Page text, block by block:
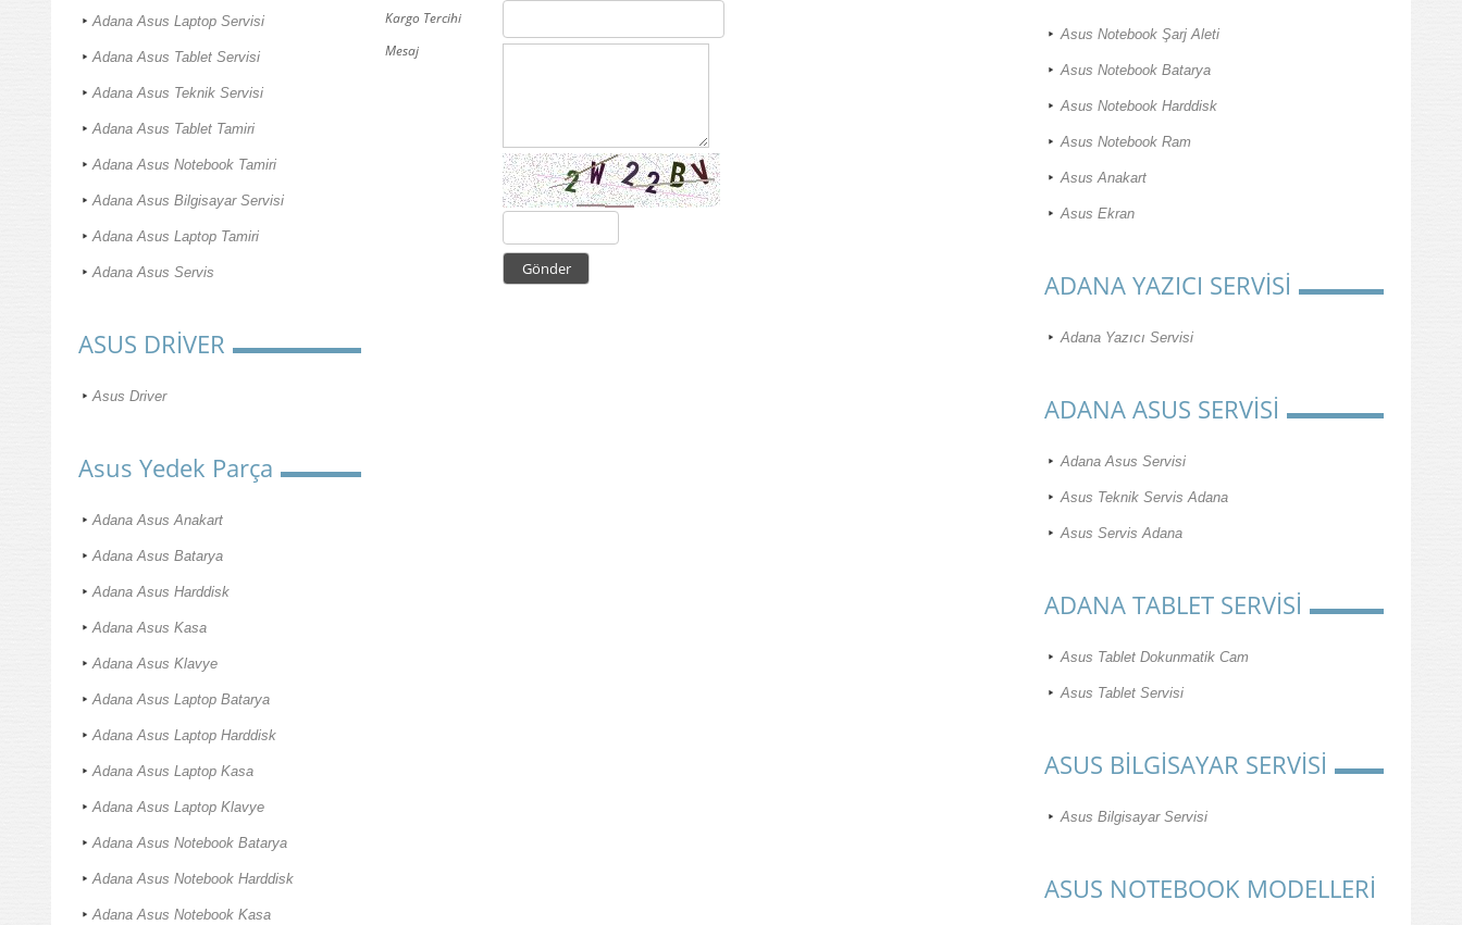
Adana Asus Laptop Servisi
Adana Asus Tablet Servisi
Adana Asus Teknik Servisi
Adana Asus Tablet Tamiri
Adana Asus Notebook Tamiri
Adana Asus Bilgisayar Servisi
Adana Asus Laptop Tamiri
Adana Asus Servis
ASUS DRİVER
Asus Driver
Asus Yedek Parça
Adana Asus Anakart
Adana Asus Batarya
Adana Asus Harddisk
Adana Asus Kasa
Adana Asus Klavye
Adana Asus Laptop Batarya
Adana Asus Laptop Harddisk
Adana Asus Laptop Kasa
Adana Asus Laptop Klavye
Adana Asus Notebook Batarya
Adana Asus Notebook Harddisk
Adana Asus Notebook Kasa
Kargo Tercihi
Mesaj
Asus Notebook Şarj Aleti
Asus Notebook Batarya
Asus Notebook Harddisk
Asus Notebook Ram
Asus Anakart
Asus Ekran
ADANA YAZICI SERVİSİ
Adana Yazıcı Servisi
ADANA ASUS SERVİSİ
Adana Asus Servisi
Asus Teknik Servis Adana
Asus Servis Adana
ADANA TABLET SERVİSİ
Asus Tablet Dokunmatik Cam
Asus Tablet Servisi
ASUS BİLGİSAYAR SERVİSİ
Asus Bilgisayar Servisi
ASUS NOTEBOOK MODELLERİ